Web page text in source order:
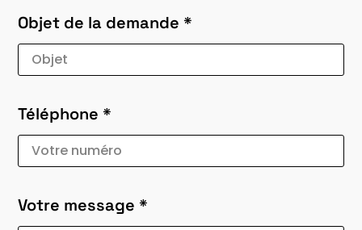
Objet de la demande *
Téléphone *
Votre message *